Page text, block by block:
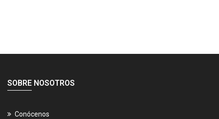
SOBRE NOSOTROS
Conócenos